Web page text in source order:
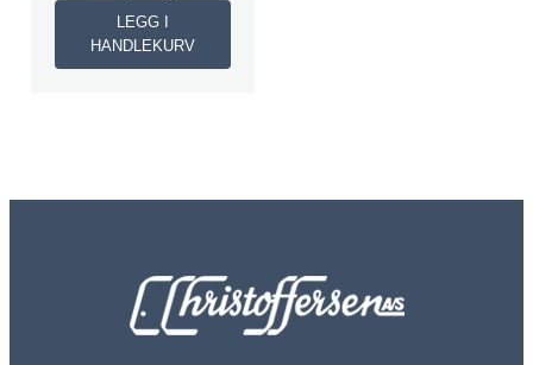
LEGG I
HANDLEKURV